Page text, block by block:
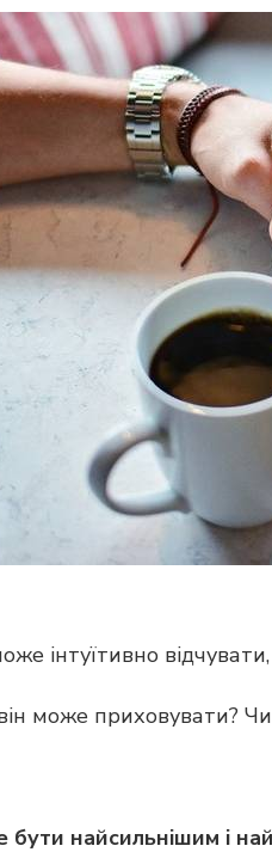
інтуїтивно
може приховувати?
бути найсильнішим і